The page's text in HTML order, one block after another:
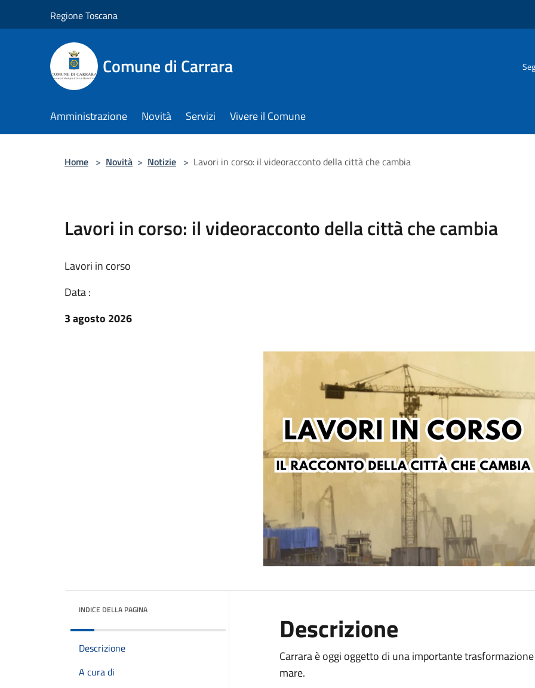
Regione Toscana
Comune di Carrara
Amministrazione Novità Servizi Vivere il Comune
Home > Novità > Notizie > Lavori in corso: il videoracconto della città che cambia
Lavori in corso: il videoracconto della città che cambia
Lavori in corso
Data :
3 agosto 2026
INDICE DELLA PAGINA
Descrizione
A cura di
Descrizione
Carrara è oggi oggetto di una importante
mare.